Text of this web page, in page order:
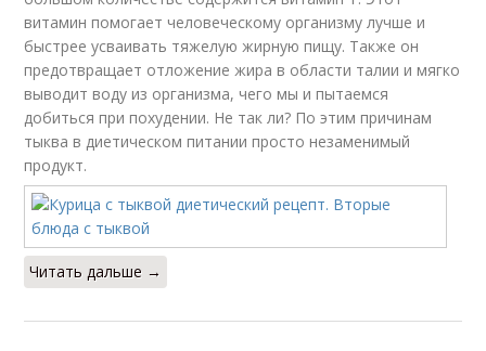
витамин помогает человеческому организму лучше и
быстрее усваивать тяжелую жирную пищу. Также он
предотвращает отложение жира в области талии и мягко
выводит воду из организма, чего мы и пытаемся
добиться при похудении. Не так ли? По этим причинам
тыква в диетическом питании просто незаменимый
продукт.
Читать дальше →